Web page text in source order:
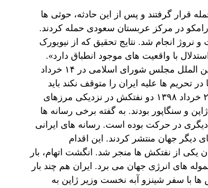
قرار گرفتند و پس از این حادثه، حوثی ها
در مرکز عربستان سعودی حمله کردند.
انجام شد. نتایج تحقیق که از نیویورک
با واقعیت های موجود انطباق دارد».
حسین امیر عبد اللهیان دستیار ویژه رییس مجلس و مدیر کل امور بین الملل مجلس شورای اسلامی در ۱۴ خرداد
در تحریم ها علیه ایران را متوقف نکند باید
منتظر تصمیم جدید و شوک آور تهران باشد». در سحرگاه پنجشنبه ۲۳ خرداد ۱۳۹۸ دو نفتکش در نزدیکی مرزهای
و سنگاپور بودند. به گفته برخی رسانه ها
در حرکت بوده است. رسانه های ایرانی
دیگر جهان منتشر کردند. این اقدام
از نفتکش ها منجر شد. انگشت اتهام، بار
های انرژی جهان می برد. ایران هم چند بار
با سفر شینزو آبه نخست وزیر ژاپن به